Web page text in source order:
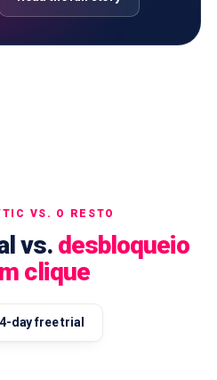
VS. O RESTO
vs. desbloqueio
clique
day free trial